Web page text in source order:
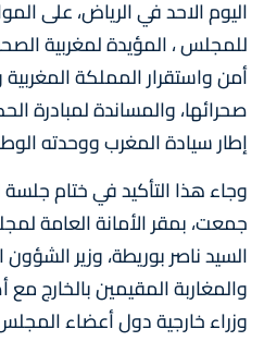
اليوم الاحد في الرياض، على
للمجلس ، المؤيدة لمغربية
أمن واستقرار المملكة
صحرائها، والمساندة لمبادرة
إطار سيادة المغرب ووحدته
وجاء هذا التأكيد في ختام
جمعت، بمقر الأمانة العامة
السيد ناصر بوريطة، وزير
والمغاربة المقيمين بالخارج
وزراء خارجية دول أعضاء